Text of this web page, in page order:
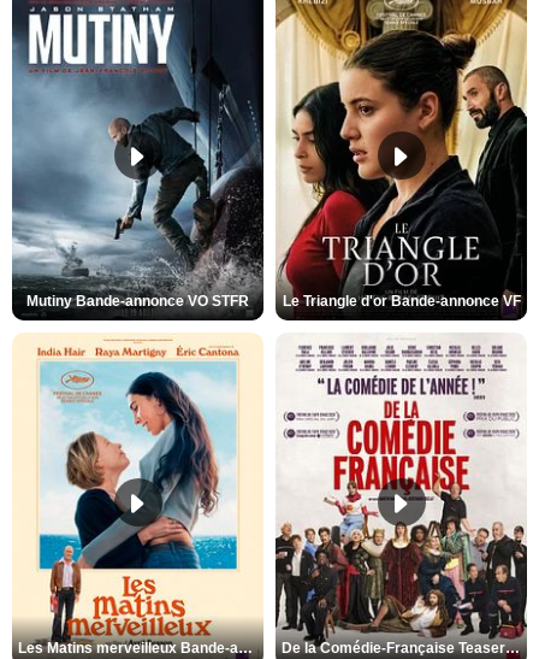
Mutiny Bande-annonce VO STFR Le Triangle d'or Bande-annonce VF
Les Matins merveilleux Bande-annonce VF De la Comédie-Française Teaser VF